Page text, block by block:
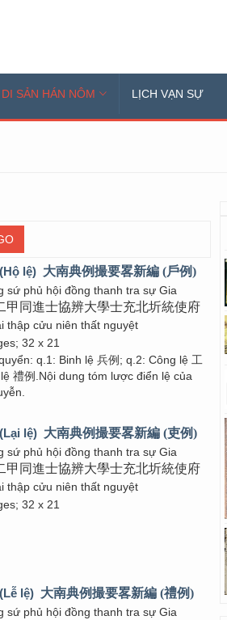
DI SẢN HÁN NÔM LỊCH VẠN SỰ
lệ) 大南典例撮要畧新編 (戶例)
sứ phủ hội đồng thanh tra sự Gia
甲同進士協辨大學士充北圻統使府
thập cửu niên thất nguyệt
32 x 21
q.1: Binh lệ 兵例; q.2: Công lệ 工
禮例.Nội dung tóm lược điển lệ của
lệ) 大南典例撮要畧新編 (吏例)
sứ phủ hội đồng thanh tra sự Gia
甲同進士協辨大學士充北圻統使府
thập cửu niên thất nguyệt
32 x 21
lệ) 大南典例撮要畧新編 (禮例)
sứ phủ hội đồng thanh tra sự Gia